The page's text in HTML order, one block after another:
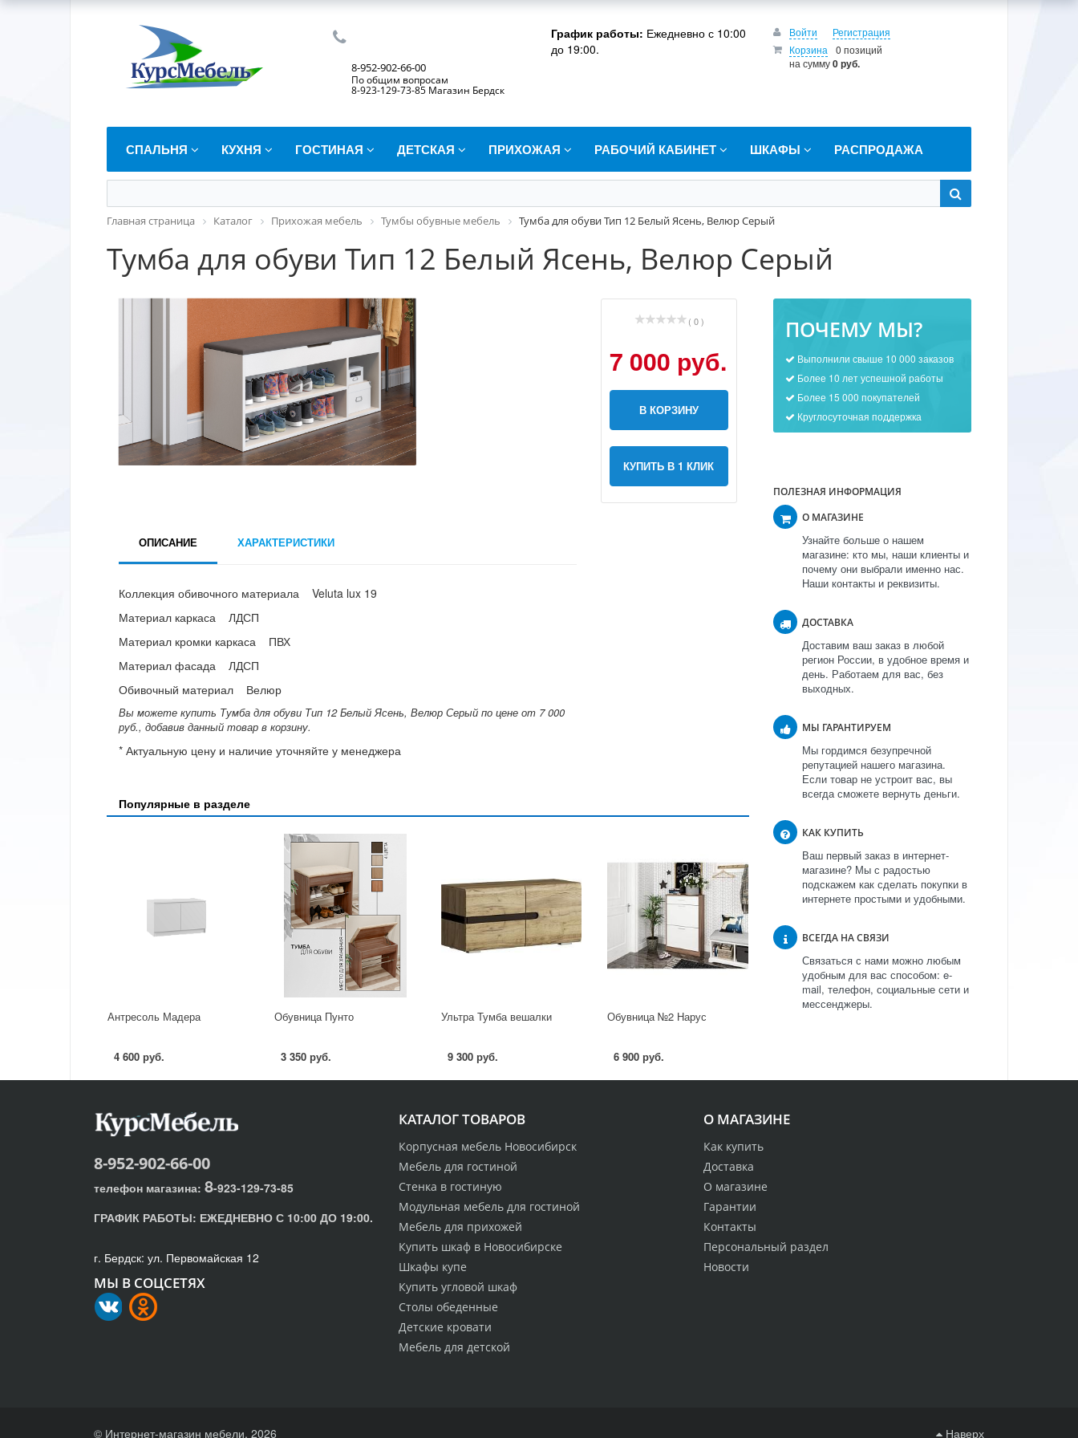
8-952-902-66-00
По общим вопросам
8-923-129-73-85 Магазин Бердск
График работы: Ежедневно с 10:00
до 19:00.
Войти
Регистрация
Корзина
0 позиций
на сумму0 руб.
СПАЛЬНЯ КУХНЯ ГОСТИНАЯ ДЕТСКАЯ ПРИХОЖАЯ РАБОЧИЙ КАБИНЕТ ШКАФЫ РАСПРОДАЖА
Главная страница Каталог Прихожая мебель Тумбы обувные мебель Тумба для обуви Тип 12 Белый Ясень, Велюр Серый
Тумба для обуви Тип 12 Белый Ясень, Велюр Серый
( 0 )
7 000 руб.
В КОРЗИНУ
КУПИТЬ В 1 КЛИК
ОПИСАНИЕ ХАРАКТЕРИСТИКИ
Коллекция обивочного материала Veluta lux 19
Материал каркаса ЛДСП
Материал кромки каркаса ПВХ
Материал фасада ЛДСП
Обивочный материал Велюр
Вы можете купить Тумба для обуви Тип 12 Белый Ясень, Велюр Серый по цене от 7 000
руб., добавив данный товар в корзину.
* Актуальную цену и наличие уточняйте у менеджера
Популярные в разделе
Антресоль Мадера
4 600 руб.
Обувница Пунто
3 350 руб.
Ультра Тумба вешалки
9 300 руб.
Обувница №2 Нарус
6 900 руб.
ПОЧЕМУ МЫ?
Выполнили свыше 10 000 заказов
Более 10 лет успешной работы
Более 15 000 покупателей
Круглосуточная поддержка
ПОЛЕЗНАЯ ИНФОРМАЦИЯ
О МАГАЗИНЕ
Узнайте больше о нашем
магазине: кто мы, наши клиенты и
почему они выбрали именно нас.
Наши контакты и реквизиты.
ДОСТАВКА
Доставим ваш заказ в любой
регион России, в удобное время и
день. Работаем для вас, без
выходных.
МЫ ГАРАНТИРУЕМ
Мы гордимся безупречной
репутацией нашего магазина.
Если товар не устроит вас, вы
всегда сможете вернуть деньги.
КАК КУПИТЬ
Ваш первый заказ в интернет-
магазине? Мы с радостью
подскажем как сделать покупки в
интернете простыми и удобными.
ВСЕГДА НА СВЯЗИ
Связаться с нами можно любым
удобным для вас способом: e-
mail, телефон, социальные сети и
мессенджеры.
О МАГАЗИНЕ
Как купить
Доставка
О магазине
Гарантии
Контакты
Персональный раздел
Новости
КАТАЛОГ ТОВАРОВ
Корпусная мебель Новосибирск
Мебель для гостиной
Стенка в гостиную
Модульная мебель для гостиной
Мебель для прихожей
Купить шкаф в Новосибирске
Шкафы купе
Купить угловой шкаф
Столы обеденные
Детские кровати
Мебель для детской
8-952-902-66-00
телефон магазина: 8-923-129-73-85
ГРАФИК РАБОТЫ: ЕЖЕДНЕВНО С 10:00 ДО 19:00.
г. Бердск: ул. Первомайская 12
МЫ В СОЦСЕТЯХ
© Интернет-магазин мебели, 2026 Наверх